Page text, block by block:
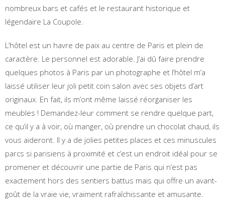
nombreux bars et cafés et le restaurant historique et
légendaire La Coupole.
L’hôtel est un havre de paix au centre de Paris et plein de
caractère. Le personnel est adorable. J’ai dû faire prendre
quelques photos à Paris par un photographe et l’hôtel m’a
laissé utiliser leur joli petit coin salon avec ses objets d’art
originaux. En fait, ils m’ont même laissé réorganiser les
meubles ! Demandez-leur comment se rendre quelque part,
ce qu’il y a à voir, où manger, où prendre un chocolat chaud, ils
vous aideront. Il y a de jolies petites places et ces minuscules
parcs si parisiens à proximité et c’est un endroit idéal pour se
promener et découvrir une partie de Paris qui n’est pas
exactement hors des sentiers battus mais qui offre un avant-
goût de la vraie vie, vraiment rafraîchissante et amusante.